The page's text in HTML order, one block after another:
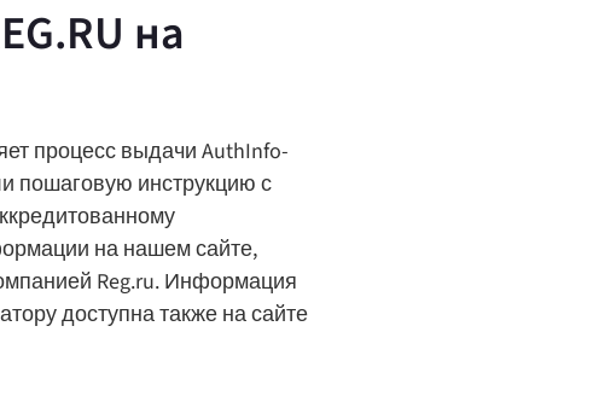
на
процесс выдачи AuthInfo-
пошаговую инструкцию с
на нашем сайте,
Reg.ru. Информация
доступна также на сайте